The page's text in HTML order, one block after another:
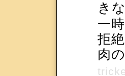
き
一
拒絶
肉